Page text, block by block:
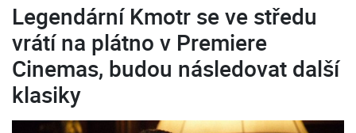
Legendární Kmotr se ve středu
vrátí na plátno v Premiere
Cinemas, budou následovat další
klasiky